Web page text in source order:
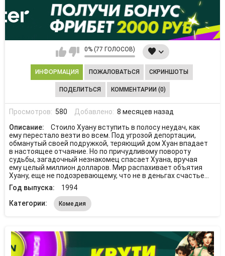
0% (77 ГОЛОСОВ)
ИНФОРМАЦИЯ ПОЖАЛОВАТЬСЯ СКРИНШОТЫ
ПОДЕЛИТЬСЯ КОММЕНТАРИИ (0)
Просмотров: 580 Добавлено: 8 месяцев назад
Описание:
Стоило Хуану вступить в полосу неудач, как
ему перестало везти во всем. Под угрозой депортации,
обманутый своей подружкой, теряющий дом Хуан впадает
в настоящее отчаяние. Но по причудливому повороту
судьбы, загадочный незнакомец спасает Хуана, вручая
ему целый миллион долларов. Мир распахивает объятия
Хуану, еще не подозревающему, что не в деньгах счастье...
Год выпуска:
1994
Категории:
Комедия